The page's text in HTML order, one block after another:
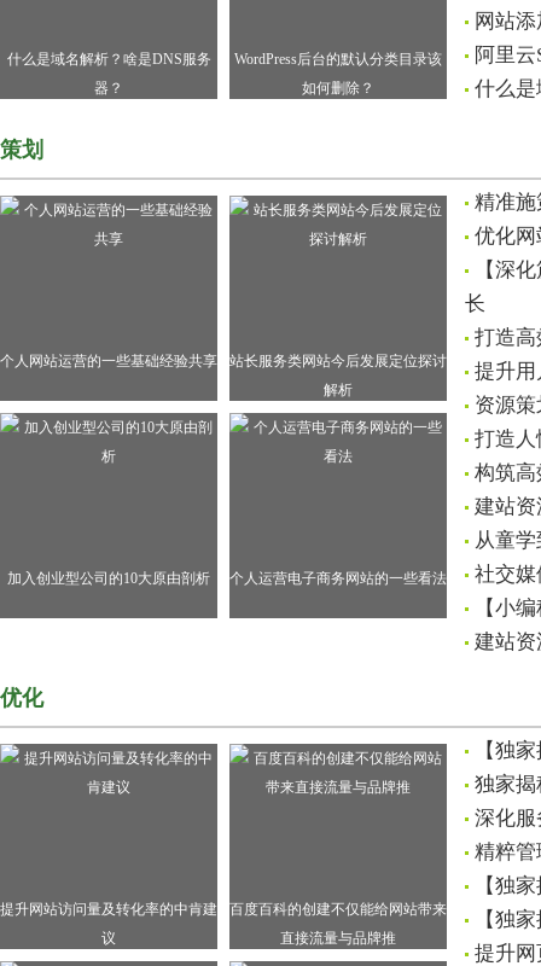
什么是域名解析？啥是DNS服务
器？
WordPress后台的默认分类目录该
如何删除？
网站
阿里
什么是
策划
个人网站运营的一些基础经验共享
站长服务类网站今后发展定位探讨
解析
加入创业型公司的10大原由剖析 个人运营电子商务网站的一些看法
精准
优化
【深
长
打造
提升
资源
打造
构筑
建站
从童
社交
【小
建站
优化
提升网站访问量及转化率的中肯建
议
百度百科的创建不仅能给网站带来
直接流量与品牌推
【独
独家
深化
精粹
【独
【独
提升